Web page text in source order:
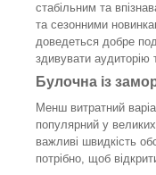
стабільним та
та сезонними
доведеться добре
здивувати аудиторію
Булочна із
Менш витратний
популярний у
важливі швидкість
потрібно, щоб